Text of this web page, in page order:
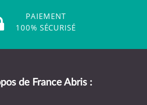
PAIEMENT
100% SÉCURISÉ
de France Abris :